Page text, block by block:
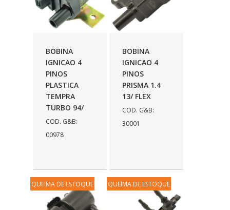
BOBINA
IGNICAO 4
PINOS
PLASTICA
TEMPRA
TURBO 94/
COD. G&B:
00978
BOBINA
IGNICAO 4
PINOS
PRISMA 1.4
13/ FLEX
COD. G&B:
30001
QUEIMA DE ESTOQUE QUEIMA DE ESTOQUE